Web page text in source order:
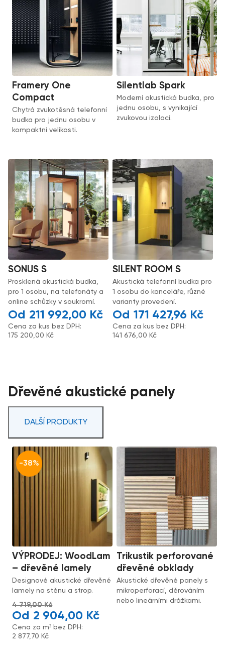
Framery One
Compact
Chytrá zvukotěsná telefonní
budka pro jednu osobu v
kompaktní velikosti.
Silentlab Spark
Moderní akustická budka, pro
jednu osobu, s vynikající
zvukovou izolací.
SONUS S
Prosklená akustická budka,
pro 1 osobu, na telefonáty a
online schůzky v soukromí.
211 992,00 Kč
Cena za kus bez DPH:
175 200,00 Kč
SILENT ROOM S
Akustická telefonní budka pro
1 osobu do kanceláře, různé
varianty provedení.
171 427,96 Kč
Cena za kus bez DPH:
141 676,00 Kč
Dřevěné akustické panely
DALŠÍ PRODUKTY
-38%
VÝPRODEJ: WoodLam
– dřevěné lamely
Designové akustické dřevěné
lamely na stěnu a strop.
4 719,00Kč
2 904,00 Kč
Cena za m² bez DPH:
2 877,70 Kč
Trikustik perforované
dřevěné obklady
Akustické dřevěné panely s
mikroperforací, děrováním
nebo lineárními drážkami.